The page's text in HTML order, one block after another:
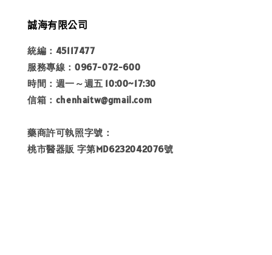
誠海有限公司
統編：45117477
服務專線：0967-072-600
時間：週一～週五 10:00~17:30
信箱：chenhaitw@gmail.com
藥商許可執照字號：
桃市醫器販 字第MD6232042076號